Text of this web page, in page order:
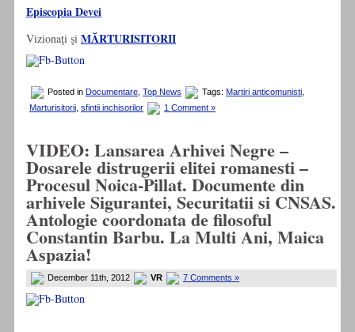
Episcopia Devei
Vizionaţi şi MĂRTURISITORII
Posted in Documentare Top News Tags: Martiri anticomunisti
Marturisitorii sfintii inchisorilor 1 Comment »
VIDEO: Lansarea Arhivei Negre –
Dosarele distrugerii elitei romanesti –
Procesul Noica-Pillat. Documente din
arhivele Sigurantei, Securitatii si CNSAS.
Antologie coordonata de filosoful
Constantin Barbu. La Multi Ani, Maica
Aspazia!
December 11th, 2012 VR 7 Comments »